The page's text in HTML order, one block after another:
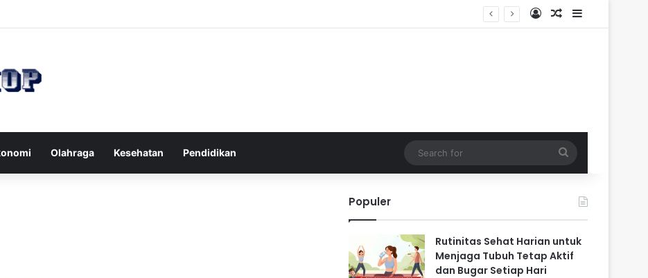
Log InRandom Article
Sidebar
Olahraga Kesehatan Pendidikan
for
Populer
Rutinitas Sehat Harian untuk
Menjaga Tubuh Tetap Aktif
dan Bugar Setiap Hari